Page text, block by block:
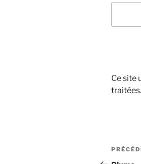
Ce site
traitées.
Article